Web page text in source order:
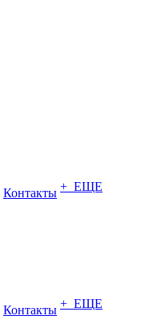
Контакты + ЕЩЕ
Контакты + ЕЩЕ